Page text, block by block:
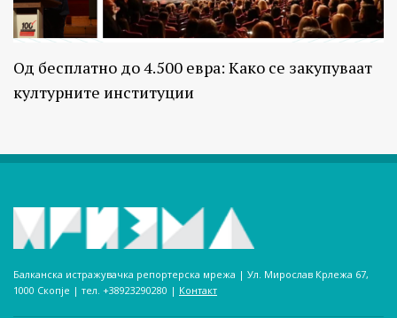
Од бесплатно до 4.500 евра: Како се закупуваат
културните институции
Балканска истражувачка репортерска мрежа | Ул. Мирослав Крлежа 67,
1000 Скопје | тел. +38923290280­ | Контакт